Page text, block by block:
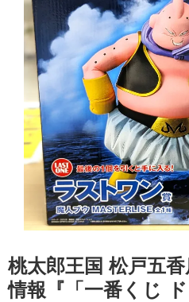
桃太郎王国 松戸五
情報『「一番くじ